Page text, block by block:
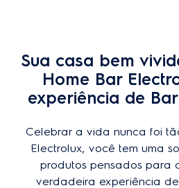
contra o deslizamento de
O destaque fica com odesign
projetado para se adequar a
encaixam perfeitamente com a
Electrolux Frost Free 100Le a
Flow Electrolux
. O que
são os porta-copos, 4
Comprar
Sua casa bem
Home Bar
experiência de
Celebrar a vida nunca foi
Electrolux, você tem uma
produtos pensados para
verdadeira experiência